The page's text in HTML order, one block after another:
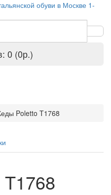
0 (0р.)
Poletto T1768